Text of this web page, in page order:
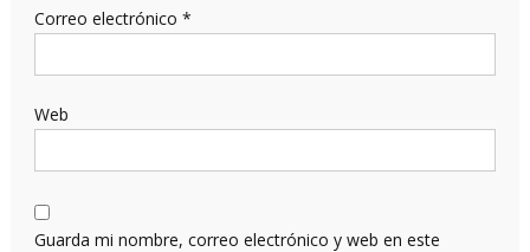
Correo electrónico *
Web
Guarda mi nombre, correo electrónico y web en este